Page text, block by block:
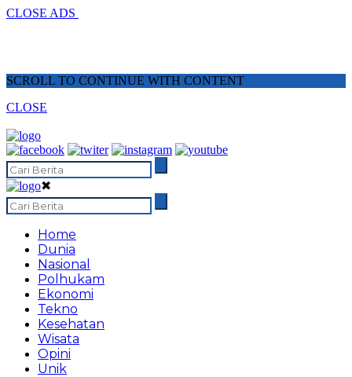
CLOSE ADS
SCROLL TO CONTINUE WITH CONTENT
CLOSE
✖
Home
Dunia
Nasional
Polhukam
Ekonomi
Tekno
Kesehatan
Wisata
Opini
Unik